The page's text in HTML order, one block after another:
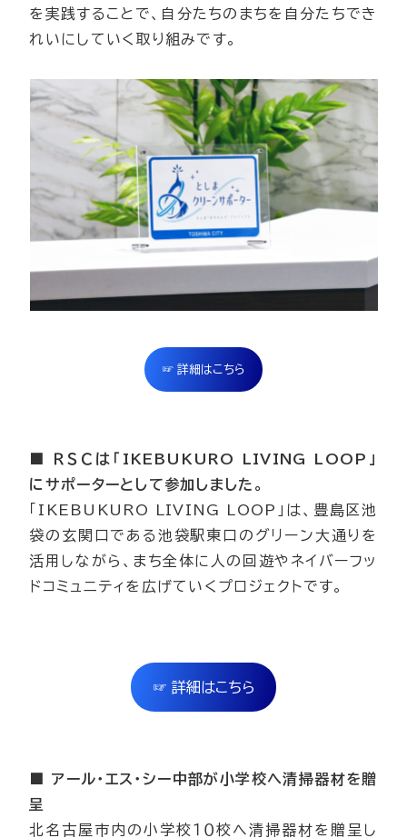
を実践することで、自分たちのまちを自分たちでき
れいにしていく取り組みです。
☞ 詳細はこちら
■ ＲＳＣは「IKEBUKURO LIVING LOOP」
にサポーターとして参加しました。
「IKEBUKURO LIVING LOOP」は、豊島区池
袋の玄関口である池袋駅東口のグリーン大通りを
活用しながら、まち全体に人の回遊やネイバーフッ
ドコミュニティを広げていくプロジェクトです。
☞ 詳細はこちら
■ アール・エス・シー中部が小学校へ清掃器材を贈
呈
北名古屋市内の小学校１０校へ清掃器材を贈呈し